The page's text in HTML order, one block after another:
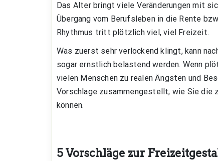
Das Alter bringt viele Veränderungen mit
Übergang vom Berufsleben in die Rente
Rhythmus tritt plötzlich viel, viel Freizeit.
Was zuerst sehr verlockend klingt, kann
sogar ernstlich belastend werden. Wenn
vielen Menschen zu realen Ängsten und
Vorschlage zusammengestellt, wie Sie
können.
5 Vorschläge zur